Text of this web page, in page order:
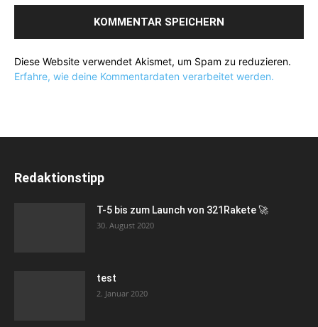
Diese Website verwendet Akismet, um Spam zu reduzieren.
Erfahre, wie deine Kommentardaten verarbeitet werden.
Redaktionstipp
T-5 bis zum Launch von 321Rakete 🚀
30. August 2020
test
2. Januar 2020